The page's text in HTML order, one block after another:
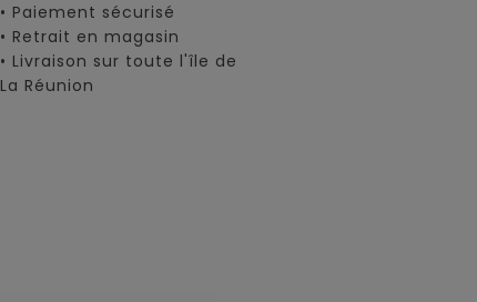
• Paiement sécurisé
• Retrait en magasin
• Livraison sur toute l'île de
La Réunion